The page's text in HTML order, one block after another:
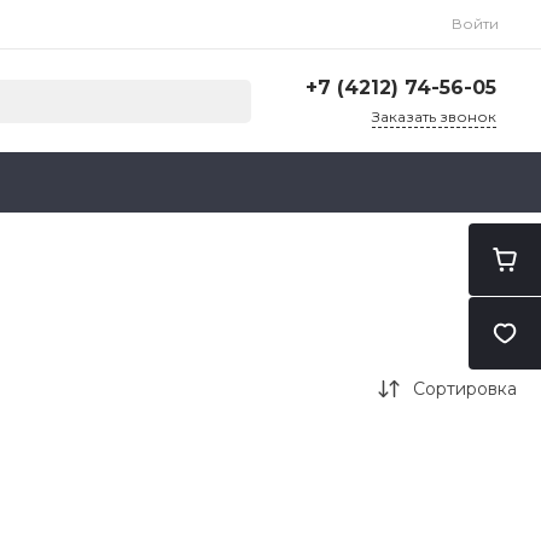
Войти
+7 (4212) 74-56-05
Заказать звонок
Сортировка